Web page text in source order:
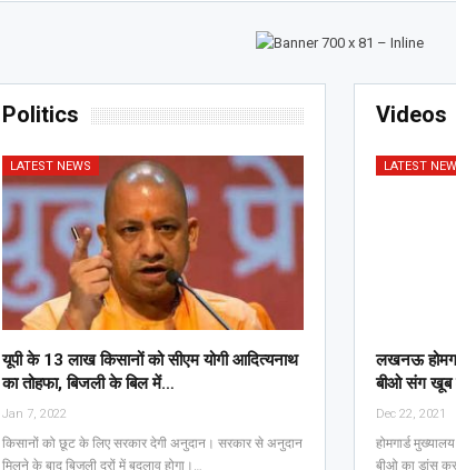
Politics
LATEST NEWS
यूपी के 13 लाख किसानों को सीएम योगी आद‍ित्‍यनाथ
का तोहफा, ब‍िजली के ब‍िल में…
Jan 7, 2022
किसानों को छूट के लिए सरकार देगी अनुदान। सरकार से अनुदान
मिलने के बाद बिजली दरों में बदलाव होगा।…
Videos
LATEST
लखनऊ
बीओ संग खूब
Dec 22, 2021
होमगार्ड
बीओ का डांस